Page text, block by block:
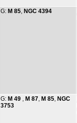
G: M 85 NGC 4394
G: M 49 M 87 M 85 NGC
3753